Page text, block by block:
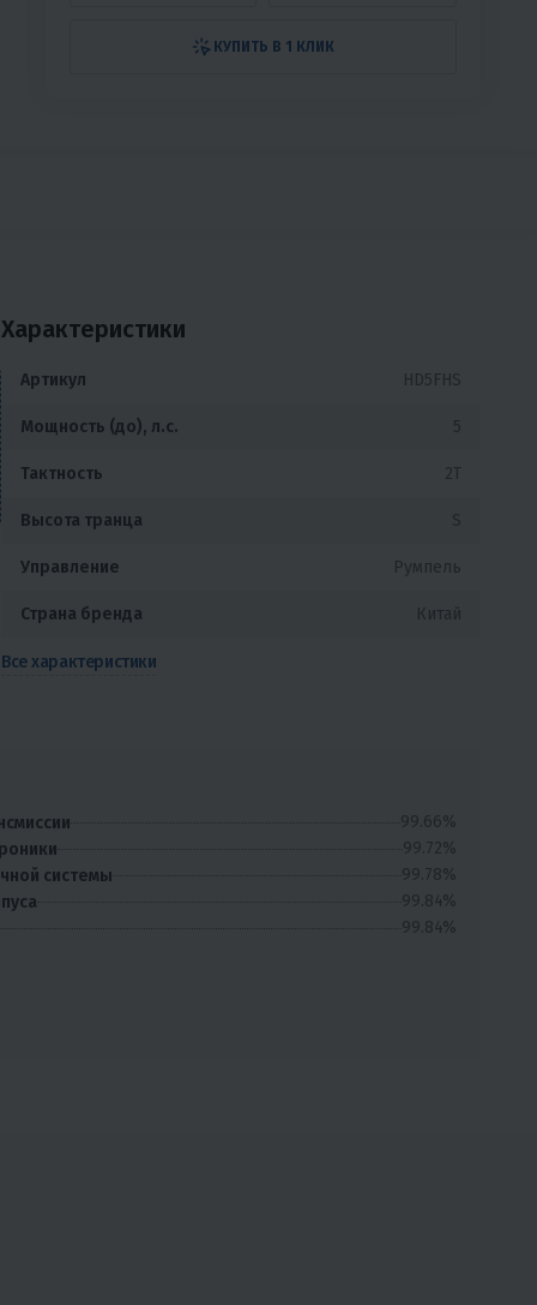
КУПИТЬ В 1 КЛИК
Характеристики
Артикул HD5FHS
Мощность (до), л.с. 5
Тактность 2T
Высота транца S
Управление Румпель
Страна бренда Китай
Все характеристики
99.66%
99.72%
системы
99.78%
99.84%
99.84%